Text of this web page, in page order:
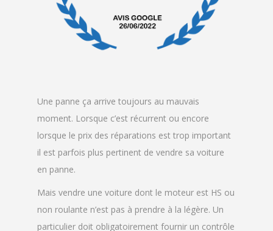
lorsque le prix des réparations est trop important
il est parfois plus pertinent de vendre sa voiture
en panne.
Mais vendre une voiture dont le moteur est HS ou
non roulante n’est pas à prendre à la légère. Un
particulier doit obligatoirement fournir un contrôle
technique avant de vendre son véhicule. A défaut
la vente est considérée par les tribunaux comme